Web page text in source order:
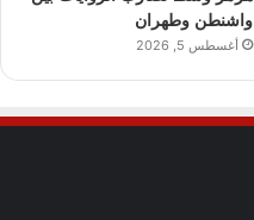
واشنطن وطهران
أغسطس 5, 2026